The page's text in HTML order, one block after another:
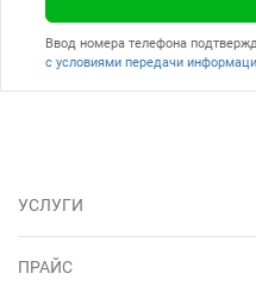
Ввод номера телефона
с условиями передачи
УСЛУГИ
ПРАЙС